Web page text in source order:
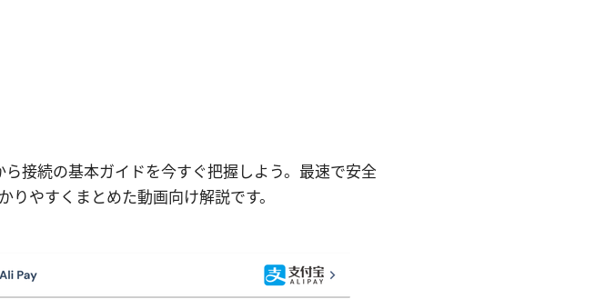
接続の基本ガイドを今すぐ把握しよう。最速で安全
やすくまとめた動画向け解説です。